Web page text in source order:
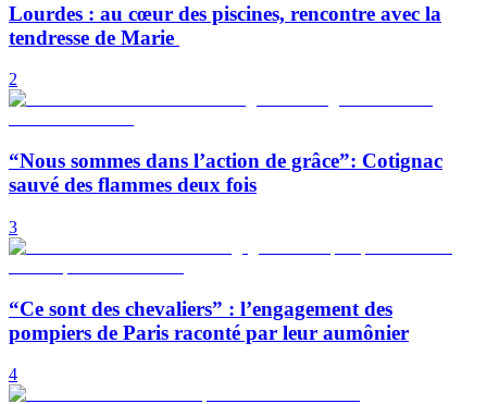
Lourdes : au cœur des piscines, rencontre avec la
tendresse de Marie
2
“Nous sommes dans l’action de grâce”: Cotignac
sauvé des flammes deux fois
3
“Ce sont des chevaliers” : l’engagement des
pompiers de Paris raconté par leur aumônier
4